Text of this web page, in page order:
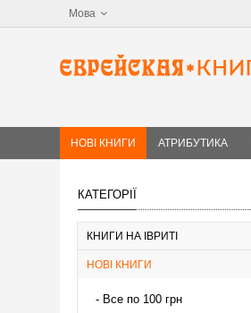
Мова
НОВІ КНИГИ АТРИБУТИКА
КАТЕГОРІЇ
КНИГИ НА ІВРИТІ
НОВІ КНИГИ
Все по 100 грн